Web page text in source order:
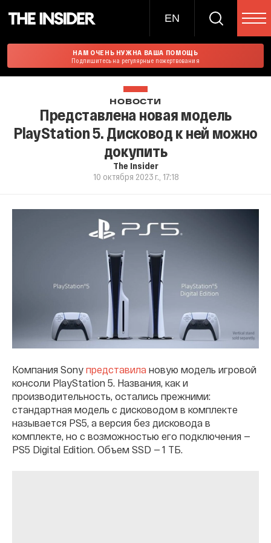
EN
НАМ ОЧЕНЬ НУЖНА ВАША ПОМОЩЬ
Подпишитесь на регулярные пожертвования
НОВОСТИ
Представлена новая модель
PlayStation 5. Дисковод к ней можно
докупить
The Insider
10 октября 2023 г., 17:18
Компания Sony представила новую модель игровой
консоли PlayStation 5. Названия, как и
производительность, остались прежними:
стандартная модель с дисководом в комплекте
называется PS5, а версия без дисковода в
комплекте, но с возможностью его подключения —
PS5 Digital Edition. Объем SSD — 1 ТБ.